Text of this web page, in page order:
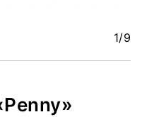
1/9